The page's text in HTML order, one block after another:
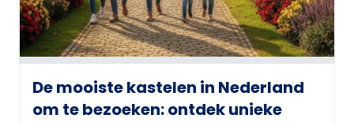
De mooiste kastelen in Nederland
om te bezoeken: ontdek unieke